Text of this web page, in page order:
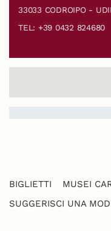
33033 CODROIPO -
TEL: +39 0432 824680
BIGLIETTI MUSEI
SUGGERISCI UNA